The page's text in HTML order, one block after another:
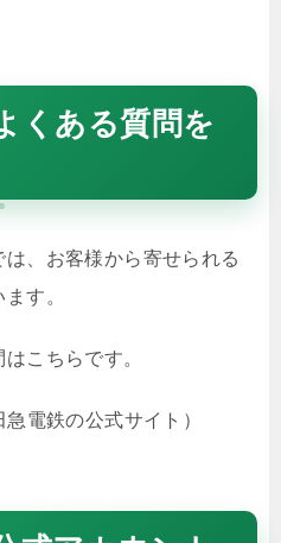
くある質問を
、お客様から寄せられる
す。
こちらです。
急電鉄の公式サイト）